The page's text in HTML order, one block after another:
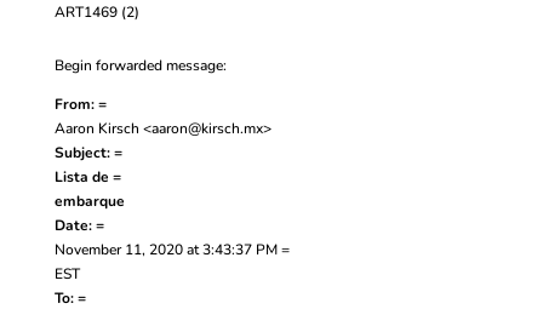
ART1469 (2)
Begin forwarded message:
From: =
Aaron Kirsch <aaron@kirsch.mx>
Subject: =
Lista de =
embarque
Date: =
November 11, 2020 at 3:43:37 PM =
EST
To: =